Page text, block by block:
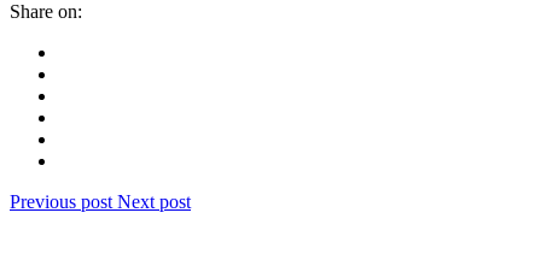
Share on:
Previous post Next post